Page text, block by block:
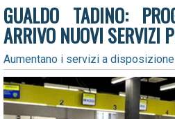
GUALDO TADINO:
ARRIVO NUOVI SERVIZI
Aumentano i servizi a